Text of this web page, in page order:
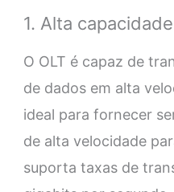
1. Alta
O OLT é capaz de
de dados em alta
ideal para fornecer
de alta velocidade
suporta taxas de